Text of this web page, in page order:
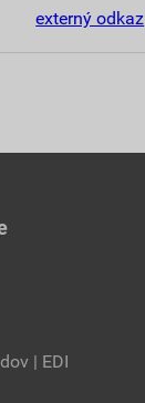
externý odkaz
| EDI